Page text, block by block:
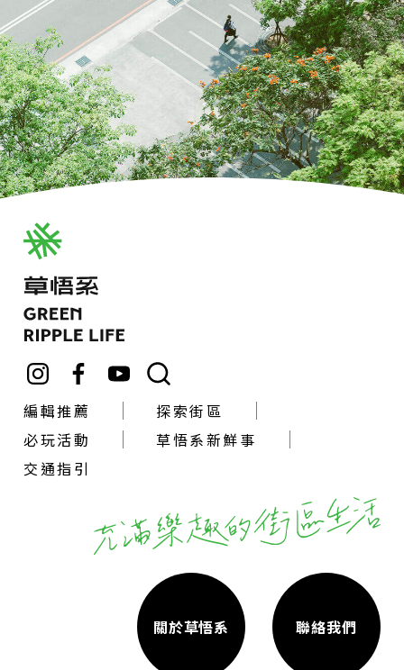
編輯推薦
探索街區
必玩活動
草悟系新鮮事
交通指引
關於草悟系 聯絡我們